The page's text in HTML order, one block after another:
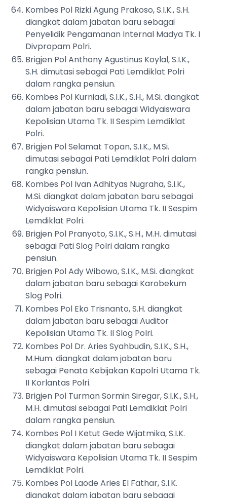
Kombes Pol Rizki Agung Prakoso, S.I.K., S.H.
diangkat dalam jabatan baru sebagai
Penyelidik Pengamanan Internal Madya Tk. I
Divpropam Polri.
Brigjen Pol Anthony Agustinus Koylal, S.I.K.,
S.H. dimutasi sebagai Pati Lemdiklat Polri
dalam rangka pensiun.
Kombes Pol Kurniadi, S.I.K., S.H., M.Si. diangkat
dalam jabatan baru sebagai Widyaiswara
Kepolisian Utama Tk. II Sespim Lemdiklat
Polri.
Brigjen Pol Selamat Topan, S.I.K., M.Si.
dimutasi sebagai Pati Lemdiklat Polri dalam
rangka pensiun.
Kombes Pol Ivan Adhityas Nugraha, S.I.K.,
M.Si. diangkat dalam jabatan baru sebagai
Widyaiswara Kepolisian Utama Tk. II Sespim
Lemdiklat Polri.
Brigjen Pol Pranyoto, S.I.K., S.H., M.H. dimutasi
sebagai Pati Slog Polri dalam rangka
pensiun.
Brigjen Pol Ady Wibowo, S.I.K., M.Si. diangkat
dalam jabatan baru sebagai Karobekum
Slog Polri.
Kombes Pol Eko Trisnanto, S.H. diangkat
dalam jabatan baru sebagai Auditor
Kepolisian Utama Tk. II Slog Polri.
Kombes Pol Dr. Aries Syahbudin, S.I.K., S.H.,
M.Hum. diangkat dalam jabatan baru
sebagai Penata Kebijakan Kapolri Utama Tk.
II Korlantas Polri.
Brigjen Pol Turman Sormin Siregar, S.I.K., S.H.,
M.H. dimutasi sebagai Pati Lemdiklat Polri
dalam rangka pensiun.
Kombes Pol I Ketut Gede Wijatmika, S.I.K.
diangkat dalam jabatan baru sebagai
Widyaiswara Kepolisian Utama Tk. II Sespim
Lemdiklat Polri.
Kombes Pol Laode Aries El Fathar, S.I.K.
diangkat dalam jabatan baru sebagai